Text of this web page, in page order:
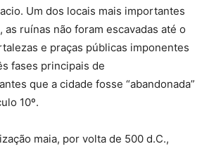
Um dos locais mais importantes
as ruínas não foram escavadas até o
e praças públicas imponentes
fases principais de
que a cidade fosse “abandonada”
10º.
maia, por volta de 500 d.C.,